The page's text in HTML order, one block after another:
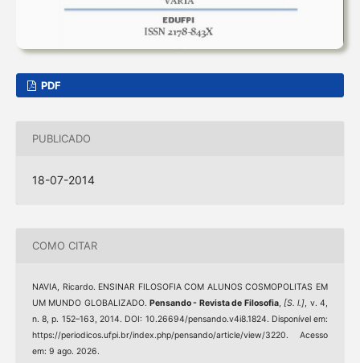
PDF
PUBLICADO
18-07-2014
COMO CITAR
NAVIA, Ricardo. ENSINAR FILOSOFIA COM ALUNOS COSMOPOLITAS EM
UM MUNDO GLOBALIZADO.Pensando - Revista de Filosofia, [S. l.], v. 4,
n. 8, p. 152–163, 2014. DOI: 10.26694/pensando.v4i8.1824. Disponível em:
https://periodicos.ufpi.br/index.php/pensando/article/view/3220. Acesso
em: 9 ago. 2026.